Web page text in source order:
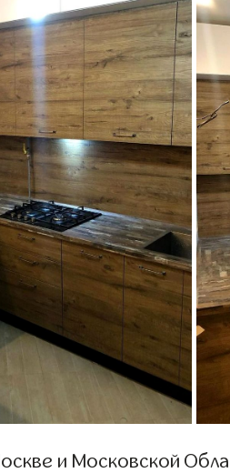
и Московской